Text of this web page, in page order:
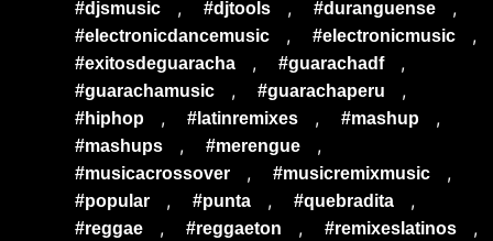
#djsmusic , #djtools , #duranguense ,
#electronicdancemusic , #electronicmusic ,
#exitosdeguaracha , #guarachadf ,
#guarachamusic , #guarachaperu ,
#hiphop , #latinremixes , #mashup ,
#mashups , #merengue ,
#musicacrossover , #musicremixmusic ,
#popular , #punta , #quebradita ,
#reggae , #reggaeton , #remixeslatinos ,